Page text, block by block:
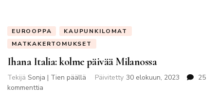
EUROOPPA
KAUPUNKILOMAT
MATKAKERTOMUKSET
Ihana Italia: kolme päivää Milanossa
Tekijä Sonja | Tien päällä Päivitetty 30 elokuun, 2023
25
kommenttia